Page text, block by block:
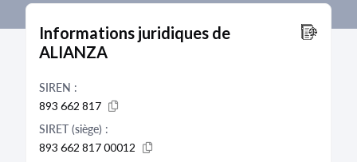
Informations juridiques de
ALIANZA
SIREN :
893 662 817
SIRET (siège) :
893 662 817 00012